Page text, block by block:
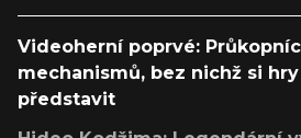
Videoherní poprvé:
mechanismů, bez nichž si
představit